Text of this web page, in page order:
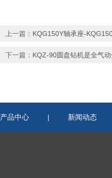
上一篇： KQG150Y轴承座-
下一篇： KQZ-90圆盘钻机是全气
产品中心 | 新闻动态